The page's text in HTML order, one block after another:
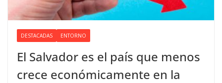
DESTACADAS ENTORNO
El Salvador es el país que menos
crece económicamente en la